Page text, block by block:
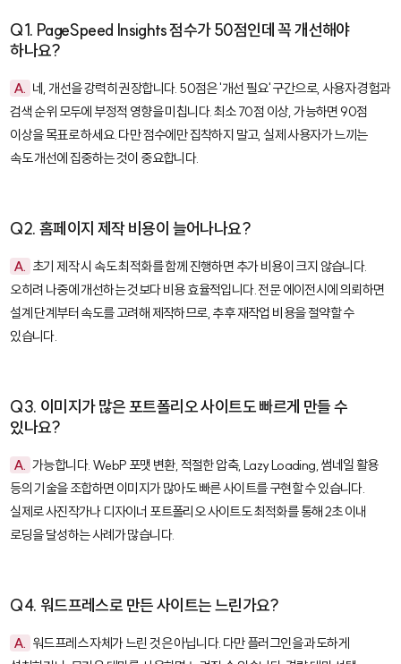
Q1. PageSpeed Insights 점수가 50점인데 꼭 개선해야
하나요?
A. 네, 개선을 강력히 권장합니다. 50점은 '개선 필요' 구간으로, 사용자 경험과
검색 순위 모두에 부정적 영향을 미칩니다. 최소 70점 이상, 가능하면 90점
이상을 목표로 하세요. 다만 점수에만 집착하지 말고, 실제 사용자가 느끼는
속도 개선에 집중하는 것이 중요합니다.
Q2. 홈페이지 제작 비용이 늘어나나요?
A. 초기 제작 시 속도 최적화를 함께 진행하면 추가 비용이 크지 않습니다.
오히려 나중에 개선하는 것보다 비용 효율적입니다. 전문 에이전시에 의뢰하면
설계 단계부터 속도를 고려해 제작하므로, 추후 재작업 비용을 절약할 수
있습니다.
Q3. 이미지가 많은 포트폴리오 사이트도 빠르게 만들 수
있나요?
A. 가능합니다. WebP 포맷 변환, 적절한 압축, Lazy Loading, 썸네일 활용
등의 기술을 조합하면 이미지가 많아도 빠른 사이트를 구현할 수 있습니다.
실제로 사진작가나 디자이너 포트폴리오 사이트도 최적화를 통해 2초 이내
로딩을 달성하는 사례가 많습니다.
Q4. 워드프레스로 만든 사이트는 느린가요?
A. 워드프레스 자체가 느린 것은 아닙니다. 다만 플러그인을 과도하게